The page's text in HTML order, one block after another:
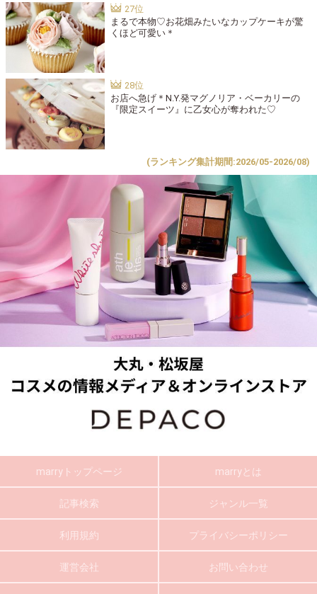
まるで本物♡お花畑みたいなカップケーキが驚
くほど可愛い＊
お店へ急げ＊N.Y.発マグノリア・ベーカリーの
『限定スイーツ』に乙女心が奪われた♡
(ランキング集計期間:2026/05-2026/08)
marryトップページ marryとは
記事検索 ジャンル一覧
利用規約 プライバシーポリシー
運営会社 お問い合わせ